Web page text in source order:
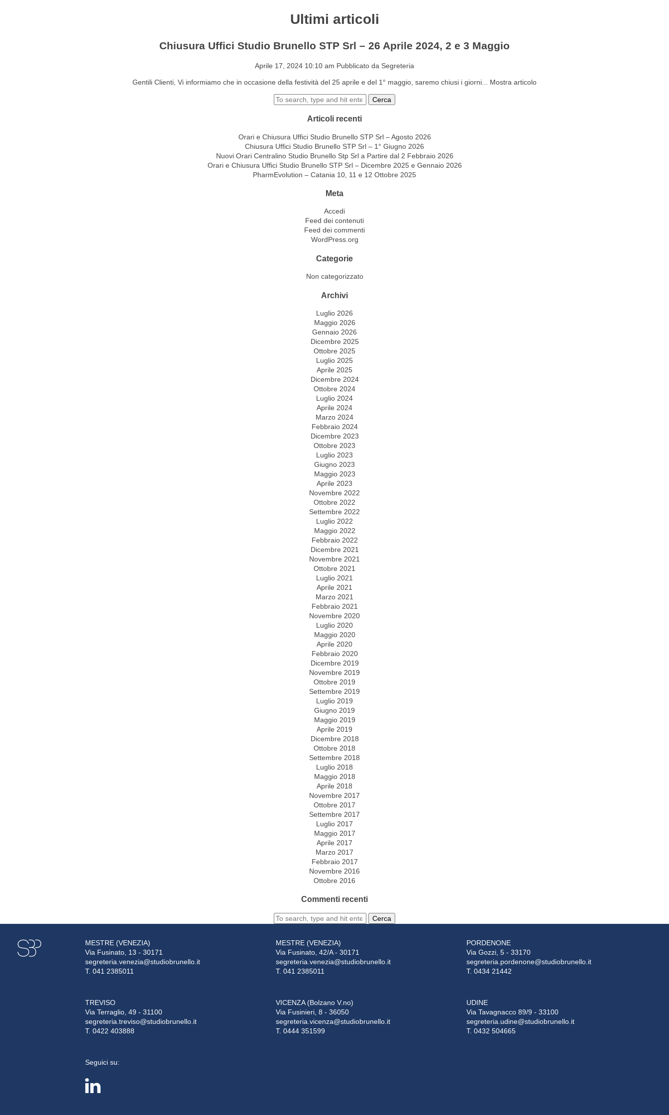
Ultimi articoli
Chiusura Uffici Studio Brunello STP Srl – 26 Aprile 2024, 2 e 3 Maggio
Aprile 17, 2024 10:10 am Pubblicato da Segreteria
Gentili Clienti, Vi informiamo che in occasione della festività del 25 aprile e del 1° maggio, saremo chiusi i giorni... Mostra articolo
Cerca
Articoli recenti
Orari e Chiusura Uffici Studio Brunello STP Srl – Agosto 2026
Chiusura Uffici Studio Brunello STP Srl – 1° Giugno 2026
Nuovi Orari Centralino Studio Brunello Stp Srl a Partire dal 2 Febbraio 2026
Orari e Chiusura Uffici Studio Brunello STP Srl – Dicembre 2025 e Gennaio 2026
PharmEvolution – Catania 10, 11 e 12 Ottobre 2025
Meta
Accedi
Feed dei contenuti
Feed dei commenti
WordPress.org
Categorie
Non categorizzato
Archivi
Luglio 2026
Maggio 2026
Gennaio 2026
Dicembre 2025
Ottobre 2025
Luglio 2025
Aprile 2025
Dicembre 2024
Ottobre 2024
Luglio 2024
Aprile 2024
Marzo 2024
Febbraio 2024
Dicembre 2023
Ottobre 2023
Luglio 2023
Giugno 2023
Maggio 2023
Aprile 2023
Novembre 2022
Ottobre 2022
Settembre 2022
Luglio 2022
Maggio 2022
Febbraio 2022
Dicembre 2021
Novembre 2021
Ottobre 2021
Luglio 2021
Aprile 2021
Marzo 2021
Febbraio 2021
Novembre 2020
Luglio 2020
Maggio 2020
Aprile 2020
Febbraio 2020
Dicembre 2019
Novembre 2019
Ottobre 2019
Settembre 2019
Luglio 2019
Giugno 2019
Maggio 2019
Aprile 2019
Dicembre 2018
Ottobre 2018
Settembre 2018
Luglio 2018
Maggio 2018
Aprile 2018
Novembre 2017
Ottobre 2017
Settembre 2017
Luglio 2017
Maggio 2017
Aprile 2017
Marzo 2017
Febbraio 2017
Novembre 2016
Ottobre 2016
Commenti recenti
Cerca
MESTRE (VENEZIA)
Via Fusinato, 13 - 30171
segreteria.venezia@studiobrunello.it
T. 041 2385011
MESTRE (VENEZIA)
Via Fusinato, 42/A - 30171
segreteria.venezia@studiobrunello.it
T. 041 2385011
PORDENONE
Via Gozzi, 5 - 33170
segreteria.pordenone@studiobrunello.it
T. 0434 21442
TREVISO
Via Terraglio, 49 - 31100
segreteria.treviso@studiobrunello.it
T. 0422 403888
VICENZA (Bolzano V.no)
Via Fusinieri, 8 - 36050
segreteria.vicenza@studiobrunello.it
T. 0444 351599
UDINE
Via Tavagnacco 89/9 - 33100
segreteria.udine@studiobrunello.it
T. 0432 504665
Seguici su: